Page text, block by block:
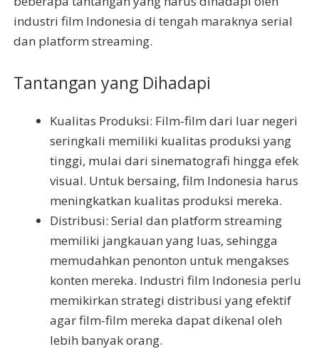
industri film Indonesia di tengah maraknya serial
dan platform streaming.
Tantangan yang Dihadapi
Kualitas Produksi: Film-film dari luar negeri
seringkali memiliki kualitas produksi yang
tinggi, mulai dari sinematografi hingga efek
visual. Untuk bersaing, film Indonesia harus
meningkatkan kualitas produksi mereka.
Distribusi: Serial dan platform streaming
memiliki jangkauan yang luas, sehingga
memudahkan penonton untuk mengakses
konten mereka. Industri film Indonesia perlu
memikirkan strategi distribusi yang efektif
agar film-film mereka dapat dikenal oleh
lebih banyak orang.